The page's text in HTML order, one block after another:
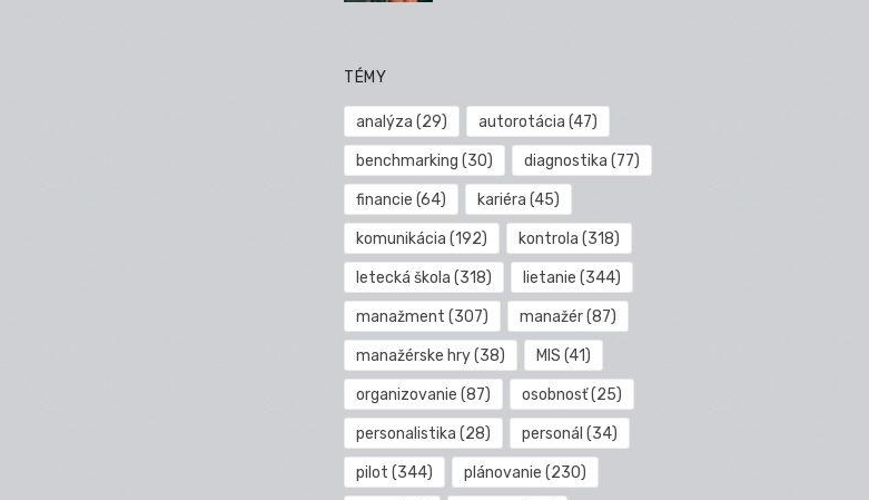
TÉMY
analýza (29) autorotácia (47)
benchmarking (30) diagnostika (77)
financie (64) kariéra (45)
komunikácia (192) kontrola (318)
letecká škola (318) lietanie (344)
manažment (307) manažér(87)
manažérske hry(38) MIS (41)
organizovanie (87) osobnosť(25)
personalistika (28) personál (34)
pilot (344) plánovanie (230)